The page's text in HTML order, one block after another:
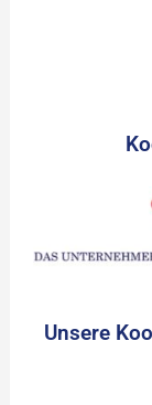
Unsere